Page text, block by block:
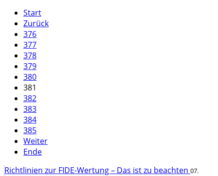
Start
Zurück
376
377
378
379
380
381
382
383
384
385
Weiter
Ende
Richtlinien zur FIDE-Wertung – Das ist zu beachten 07.